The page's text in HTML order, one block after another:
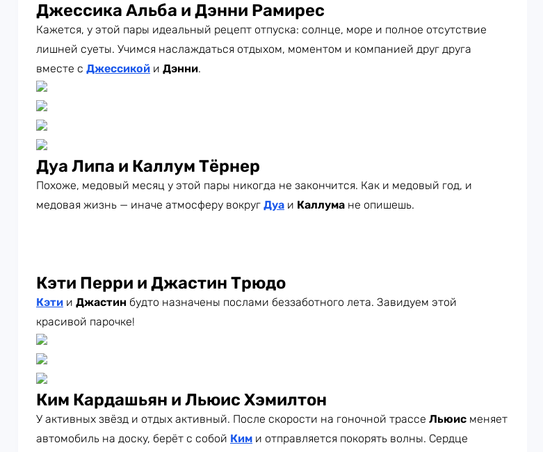
Джессика Альба и Дэнни Рамирес
Кажется, у этой пары идеальный рецепт отпуска: солнце, море и полное отсутствие
лишней суеты. Учимся наслаждаться отдыхом, моментом и компанией друг друга
вместе с Джессикой и Дэнни.
Дуа Липа и Каллум Тёрнер
Похоже, медовый месяц у этой пары никогда не закончится. Как и медовый год, и
медовая жизнь — иначе атмосферу вокруг Дуа и Каллума не опишешь.
Кэти Перри и Джастин Трюдо
Кэти и Джастин будто назначены послами беззаботного лета. Завидуем этой
красивой парочке!
Ким Кардашьян и Льюис Хэмилтон
У активных звёзд и отдых активный. После скорости на гоночной трассе Льюис меняет
автомобиль на доску, берёт с собой Ким и отправляется покорять волны. Сердце